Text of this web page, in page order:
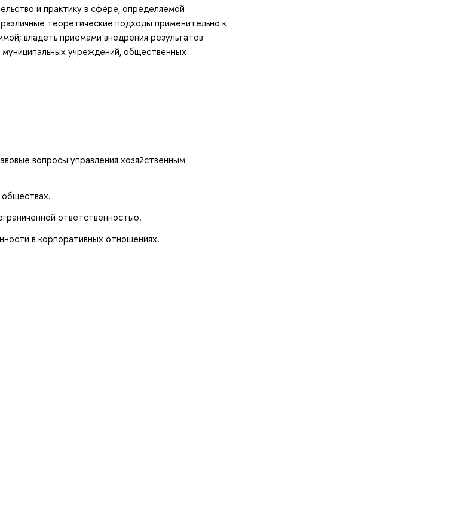
и практику в сфере, определяемой
теоретические подходы применительно к
владеть приемами внедрения результатов
учреждений, общественных
вопросы управления хозяйственным
ответственностью.
в корпоративных отношениях.